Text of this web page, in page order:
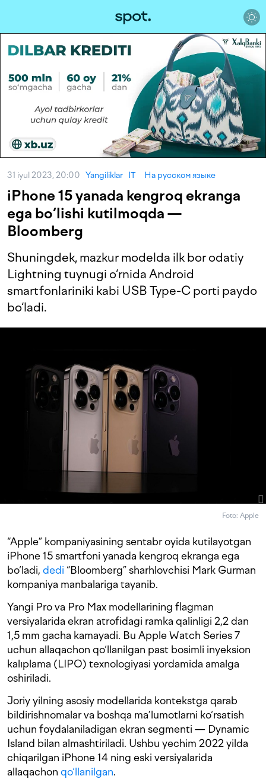
31 iyul 2023, 20:00 Yangiliklar IT На русском языке
iPhone 15 yanada kengroq ekranga
ega bo‘lishi kutilmoqda —
Bloomberg
Shuningdek, mazkur modelda ilk bor odatiy
Lightning tuynugi o‘rnida Android
smartfonlariniki kabi USB Type-C porti paydo
bo‘ladi.
Foto: Apple
“Apple” kompaniyasining sentabr oyida kutilayotgan
iPhone 15 smartfoni yanada kengroq ekranga ega
bo‘ladi, dedi “Bloomberg” sharhlovchisi Mark Gurman
kompaniya manbalariga tayanib.
Yangi Pro va Pro Max modellarining flagman
versiyalarida ekran atrofidagi ramka qalinligi 2,2 dan
1,5 mm gacha kamayadi. Bu Apple Watch Series 7
uchun allaqachon qo‘llanilgan past bosimli inyeksion
kalıplama (LIPO) texnologiyasi yordamida amalga
oshiriladi.
Joriy yilning asosiy modellarida kontekstga qarab
bildirishnomalar va boshqa ma’lumotlarni ko‘rsatish
uchun foydalaniladigan ekran segmenti — Dynamic
Island bilan almashtiriladi. Ushbu yechim 2022 yilda
chiqarilgan iPhone 14 ning eski versiyalarida
allaqachon qo‘llanilgan.